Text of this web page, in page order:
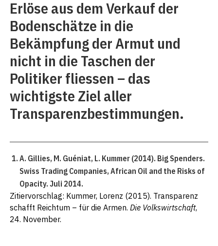
Erlöse aus dem Verkauf der
Bodenschätze in die
Bekämpfung der Armut und
nicht in die Taschen der
Politiker fliessen – das
wichtigste Ziel aller
Transparenzbestimmungen.
A. Gillies, M. Guéniat, L. Kummer (2014). Big Spenders.
Swiss Trading Companies, African Oil and the Risks of
Opacity. Juli 2014.
Zitiervorschlag: Kummer, Lorenz (2015). Transparenz
schafft Reichtum – für die Armen. Die Volkswirtschaft,
24. November.